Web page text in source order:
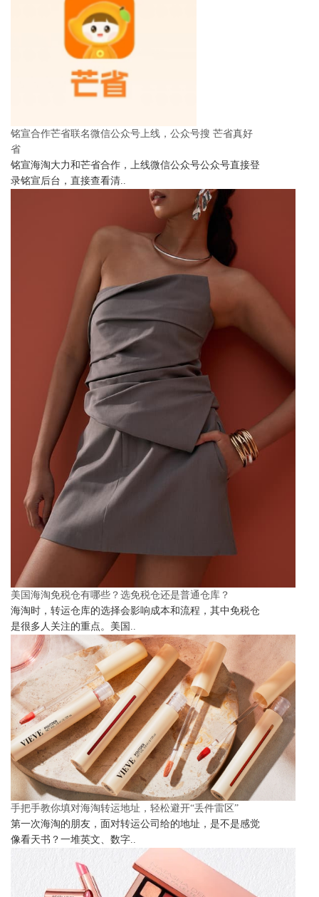
铭宣合作芒省联名微信公众号上线，公众号搜 芒省真好
省
铭宣海淘大力和芒省合作，上线微信公众号公众号直接登
录铭宣后台，直接查看清..
美国海淘免税仓有哪些？选免税仓还是普通仓库？
海淘时，转运仓库的选择会影响成本和流程，其中免税仓
是很多人关注的重点。美国..
手把手教你填对海淘转运地址，轻松避开“丢件雷区”
第一次海淘的朋友，面对转运公司给的地址，是不是感觉
像看天书？一堆英文、数字..